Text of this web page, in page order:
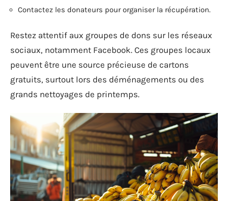
Contactez les donateurs pour organiser la récupération.
Restez attentif aux groupes de dons sur les réseaux
sociaux, notamment Facebook. Ces groupes locaux
peuvent être une source précieuse de cartons
gratuits, surtout lors des déménagements ou des
grands nettoyages de printemps.